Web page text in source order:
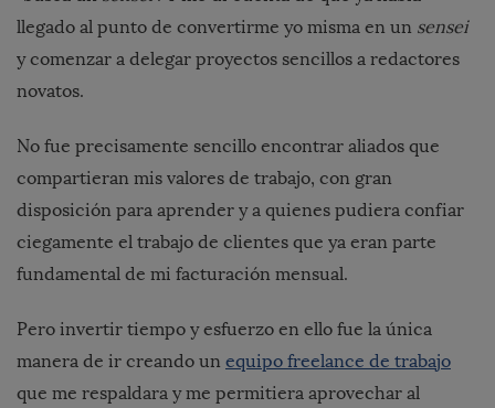
llegado al punto de convertirme yo misma en un sensei
y comenzar a delegar proyectos sencillos a redactores
novatos.
No fue precisamente sencillo encontrar aliados que
compartieran mis valores de trabajo, con gran
disposición para aprender y a quienes pudiera confiar
ciegamente el trabajo de clientes que ya eran parte
fundamental de mi facturación mensual.
Pero invertir tiempo y esfuerzo en ello fue la única
manera de ir creando un equipo freelance de trabajo
que me respaldara y me permitiera aprovechar al